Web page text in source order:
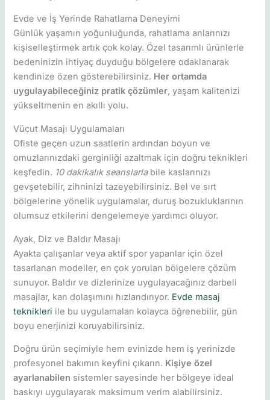
Evde ve İş Yerinde Rahatlama Deneyimi
Günlük yaşamın yoğunluğunda, rahatlama anlarınızı
kişiselleştirmek artık çok kolay. Özel tasarımlı ürünlerle
bedeninizin ihtiyaç duyduğu bölgelere odaklanarak
kendinize özen gösterebilirsiniz. Her ortamda
uygulayabileceğiniz pratik çözümler, yaşam kalitenizi
yükseltmenin en akıllı yolu.
Vücut Masajı Uygulamaları
Ofiste geçen uzun saatlerin ardından boyun ve
omuzlarınızdaki gerginliği azaltmak için doğru teknikleri
keşfedin. 10 dakikalık seanslarlabile kaslarınızı
gevşetebilir, zihninizi tazeyebilirsiniz. Bel ve sırt
bölgelerine yönelik uygulamalar, duruş bozukluklarının
olumsuz etkilerini dengelemeye yardımcı oluyor.
Ayak, Diz ve Baldır Masajı
Ayakta çalışanlar veya aktif spor yapanlar için özel
tasarlanan modeller, en çok yorulan bölgelere çözüm
sunuyor. Baldır ve dizlerinize uygulayacağınız darbeli
masajlar, kan dolaşımını hızlandırıyor. Evde masaj
teknikleri ile bu uygulamaları kolayca öğrenebilir, gün
boyu enerjinizi koruyabilirsiniz.
Doğru ürün seçimiyle hem evinizde hem iş yerinizde
profesyonel bakımın keyfini çıkarın. Kişiye özel
ayarlanabilen sistemler sayesinde her bölgeye ideal
baskıyı uygulayarak maksimum verim alabilirsiniz.